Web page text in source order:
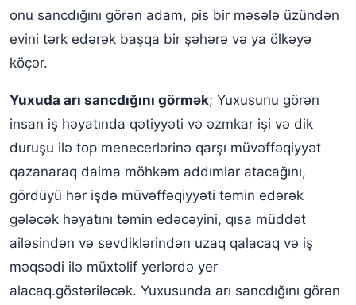
onu sancdığını görən adam, pis bir məsələ üzündən
evini tərk edərək başqa bir şəhərə və ya ölkəyə
köçər.
Yuxuda arı sancdığını görmək; Yuxusunu görən
insan iş həyatında qətiyyəti və əzmkar işi və dik
duruşu ilə top menecerlərinə qarşı müvəffəqiyyət
qazanaraq daima möhkəm addımlar atacağını,
gördüyü hər işdə müvəffəqiyyəti təmin edərək
gələcək həyatını təmin edəcəyini, qısa müddət
ailəsindən və sevdiklərindən uzaq qalacaq və iş
məqsədi ilə müxtəlif yerlərdə yer
alacaq.göstəriləcək. Yuxusunda arı sancdığını görən